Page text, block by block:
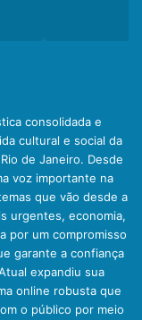
consolidada e
cultural e social da
de Janeiro. Desde
voz importante na
que vão desde a
urgentes, economia,
por um compromisso
garante a confiança
expandiu sua
online robusta que
o público por meio